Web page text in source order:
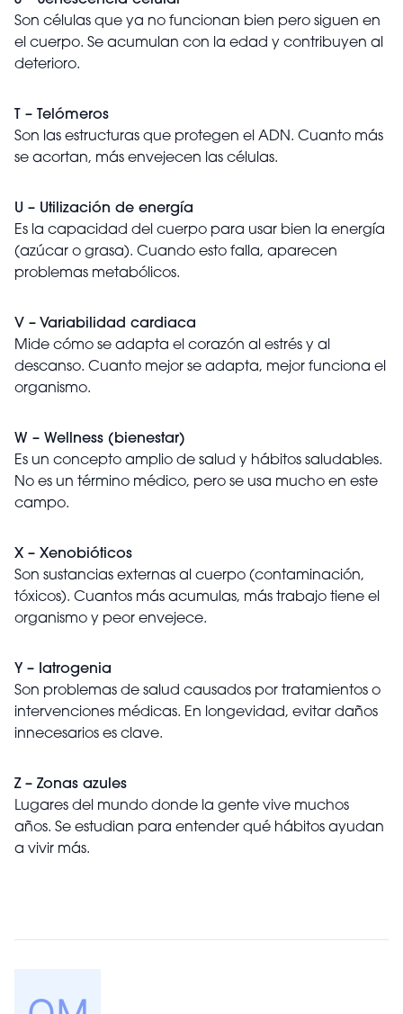
Son células que ya no funcionan bien pero siguen en
el cuerpo. Se acumulan con la edad y contribuyen al
deterioro.
T – Telómeros
Son las estructuras que protegen el ADN. Cuanto más
se acortan, más envejecen las células.
U – Utilización de energía
Es la capacidad del cuerpo para usar bien la energía
(azúcar o grasa). Cuando esto falla, aparecen
problemas metabólicos.
V – Variabilidad cardiaca
Mide cómo se adapta el corazón al estrés y al
descanso. Cuanto mejor se adapta, mejor funciona el
organismo.
W – Wellness (bienestar)
Es un concepto amplio de salud y hábitos saludables.
No es un término médico, pero se usa mucho en este
campo.
X – Xenobióticos
Son sustancias externas al cuerpo (contaminación,
tóxicos). Cuantos más acumulas, más trabajo tiene el
organismo y peor envejece.
Y – Iatrogenia
Son problemas de salud causados por tratamientos o
intervenciones médicas. En longevidad, evitar daños
innecesarios es clave.
Z – Zonas azules
Lugares del mundo donde la gente vive muchos
años. Se estudian para entender qué hábitos ayudan
a vivir más.